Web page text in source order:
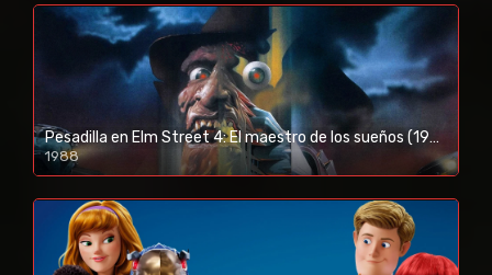
Pesadilla en Elm Street 4: El maestro de los sueños (1988) [BR-RIP] [HD-1080p]
1988